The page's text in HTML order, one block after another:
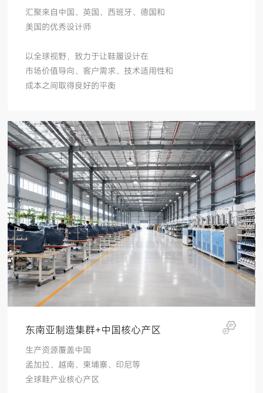
汇聚来自中国、英国、西班牙、德国和
美国的优秀设计师
以全球视野，致力于让鞋履设计在
市场价值导向、客户需求、技术适用性和
成本之间取得良好的平衡
东南亚制造集群+中国核心产区
生产资源覆盖中国
孟加拉、越南、柬埔寨、印尼等
全球鞋产业核心产区